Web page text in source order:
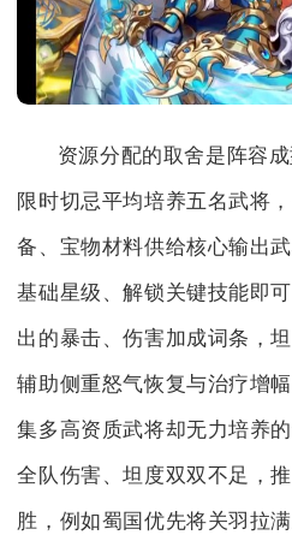
资源分配的取舍是阵容
限时切忌平均培养五名武将
备、宝物材料供给核心输出
基础星级、解锁关键技能即
出的暴击、伤害加成词条，
辅助侧重怒气恢复与治疗增
集多高资质武将却无力培养
全队伤害、坦度双双不足，
胜，例如蜀国优先将关羽拉